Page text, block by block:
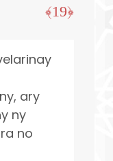
﴿19﴾
ary
ny
no